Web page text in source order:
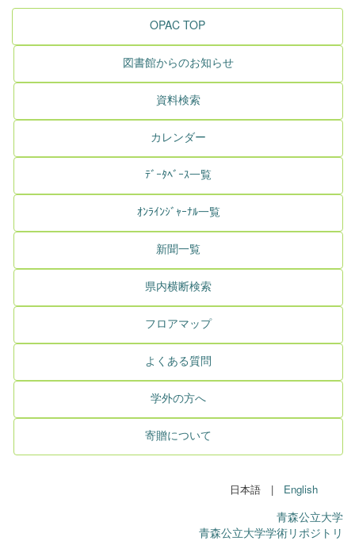
OPAC TOP
図書館からのお知らせ
資料検索
カレンダー
ﾃﾞｰﾀﾍﾞｰｽ一覧
ｵﾝﾗｲﾝｼﾞｬｰﾅﾙ一覧
新聞一覧
県内横断検索
フロアマップ
よくある質問
学外の方へ
寄贈について
日本語 | English
青森公立大学
青森公立大学学術リポジトリ